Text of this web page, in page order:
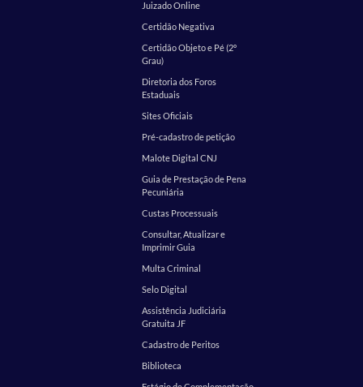
Juizado Online
Certidão Negativa
Certidão Objeto e Pé (2º
Grau)
Diretoria dos Foros
Estaduais
Sites Oficiais
Pré-cadastro de petição
Malote Digital CNJ
Guia de Prestação de Pena
Pecuniária
Custas Processuais
Consultar, Atualizar e
Imprimir Guia
Multa Criminal
Selo Digital
Assistência Judiciária
Gratuita JF
Cadastro de Peritos
Biblioteca